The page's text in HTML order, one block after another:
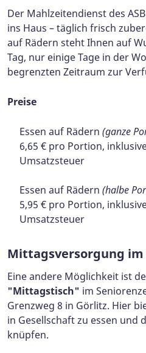
Der Mahlzeitendienst des
ins Haus – täglich frisch
auf Rädern steht Ihnen auf
Tag, nur einige Tage in der
begrenzten Zeitraum zur
Preise
Essen auf Rädern (ganze
6,65 € pro Portion,
Umsatzsteuer
Essen auf Rädern (halbe
5,95 € pro Portion,
Umsatzsteuer
Mittagsversorgung
Eine andere Möglichkeit ist
"Mittagstisch" im
Grenzweg 8 in Görlitz. Hier
in Gesellschaft zu essen und
knüpfen.